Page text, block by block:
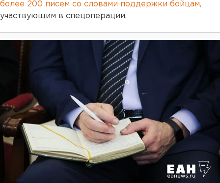
более 200 писем со словами поддержки бойцам,
участвующим в спецоперации.